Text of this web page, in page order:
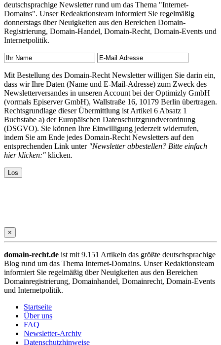
deutschsprachige Newsletter rund um das Thema "Internet-
Domains". Unser Redeaktionsteam informiert Sie regelmäßig
donnerstags über Neuigkeiten aus den Bereichen Domain-
Registrierung, Domain-Handel, Domain-Recht, Domain-Events und
Internetpolitik.
Mit Bestellung des Domain-Recht Newsletter willigen Sie darin ein,
dass wir Ihre Daten (Name und E-Mail-Adresse) zum Zweck des
Newsletterversandes in unseren Account bei der Optimizly GmbH
(vormals Episerver GmbH), Wallstraße 16, 10179 Berlin übertragen.
Rechtsgrundlage dieser Übermittlung ist Artikel 6 Absatz 1
Buchstabe a) der Europäischen Datenschutzgrundverordnung
(DSGVO). Sie können Ihre Einwilligung jederzeit widerrufen,
indem Sie am Ende jedes Domain-Recht Newsletters auf den
entsprechenden Link unter "Newsletter abbestellen? Bitte einfach
hier klicken:" klicken.
×
domain-recht.de ist mit 9.151 Artikeln das größte deutschsprachige
Blog rund um das Thema Internet-Domains. Unser Redaktionsteam
informiert Sie regelmäßig über Neuigkeiten aus den Bereichen
Domainregistrierung, Domainhandel, Domainrecht, Domain-Events
und Internetpolitik.
Startseite
Über uns
FAQ
Newsletter-Archiv
Datenschutzhinweise